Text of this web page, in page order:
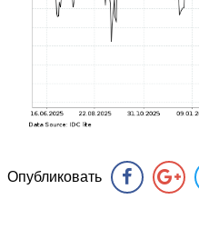
Опубликовать